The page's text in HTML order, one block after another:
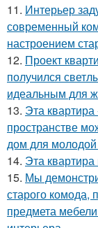
11. Интерьер
современный
настроением
12. Проект
получился
идеальным для
13. Эта
пространстве
дом для
14. Эта
15. Мы
старого комода,
предмета